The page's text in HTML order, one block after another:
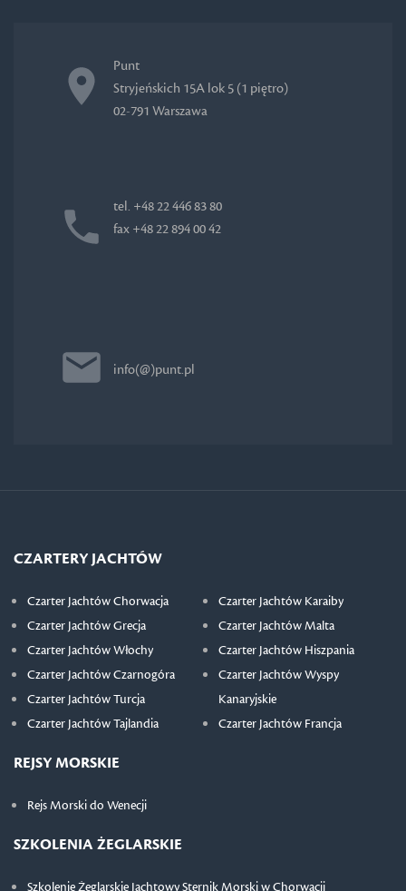
Punt
Stryjeńskich 15A lok 5 (1 piętro)
02-791 Warszawa
tel. +48 22 446 83 80
fax +48 22 894 00 42
info(@)punt.pl
CZARTERY JACHTÓW
Czarter Jachtów Chorwacja
Czarter Jachtów Grecja
Czarter Jachtów Włochy
Czarter Jachtów Czarnogóra
Czarter Jachtów Turcja
Czarter Jachtów Tajlandia
Czarter Jachtów Karaiby
Czarter Jachtów Malta
Czarter Jachtów Hiszpania
Czarter Jachtów Wyspy
Kanaryjskie
Czarter Jachtów Francja
REJSY MORSKIE
Rejs Morski do Wenecji
SZKOLENIA ŻEGLARSKIE
Szkolenie Żeglarskie Jachtowy Sternik Morski w Chorwacji